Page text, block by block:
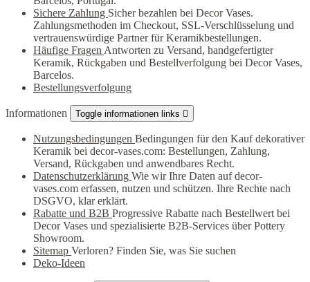
Sichere Zahlung Sicher bezahlen bei Decor Vases.
Zahlungsmethoden im Checkout, SSL-Verschlüsselung und
vertrauenswürdige Partner für Keramikbestellungen.
Häufige Fragen Antworten zu Versand, handgefertigter
Keramik, Rückgaben und Bestellverfolgung bei Decor Vases,
Barcelos.
Bestellungsverfolgung
Informationen Toggle informationen links 
Nutzungsbedingungen Bedingungen für den Kauf dekorativer
Keramik bei decor-vases.com: Bestellungen, Zahlung,
Versand, Rückgaben und anwendbares Recht.
Datenschutzerklärung Wie wir Ihre Daten auf decor-
vases.com erfassen, nutzen und schützen. Ihre Rechte nach
DSGVO, klar erklärt.
Rabatte und B2B Progressive Rabatte nach Bestellwert bei
Decor Vases und spezialisierte B2B-Services über Pottery
Showroom.
Sitemap Verloren? Finden Sie, was Sie suchen
Deko-Ideen